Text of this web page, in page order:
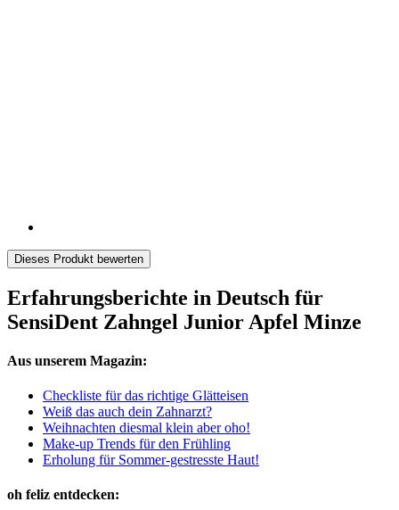
Dieses Produkt bewerten
Erfahrungsberichte in Deutsch für
SensiDent Zahngel Junior Apfel Minze
Aus unserem Magazin:
Checkliste für das richtige Glätteisen
Weiß das auch dein Zahnarzt?
Weihnachten diesmal klein aber oho!
Make-up Trends für den Frühling
Erholung für Sommer-gestresste Haut!
oh feliz entdecken: